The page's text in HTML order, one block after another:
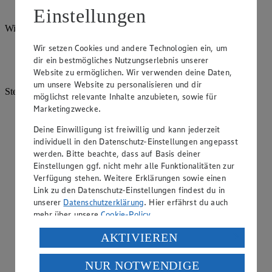
Blaufränkisch, Welschriesling und Zweigelt aus.
Wien:
Wien: Innerhalb der Stadtgrenzen der österreichischen
Hauptstadt baut man vor allem Grünen Veltliner und
Weißburgunder an.
Steirerland:
Südoststeiermark: Auf den vulkanischen Hängen der
Morillon angebaut, außerdem Sauvignon Blanc,
Welschriesling, Chardonnay, Zweigelt und Schilcher.
Südsteiermark: Die wichtigsten Rebsorten, die an den
Steilhängen der Südsteiermark angebaut werden, sind
Sauvignon Blanc und Muskateller. Auch Chardonnay,
Welschriesling, Weißburgunder und die lokale Rebsorte
Laska sind hier vertreten.
Weststeiermark: Auf den etwa 50 Hektar Weinanbaufläche
der Weststeiermark wird die lokale Spezialität Schilcher
angebaut, außerdem Blauer Wildbacher, Weißburgunder,
Welschriesling und Zweigelt.
Einstellungen
Wir setzen Cookies und andere Technologien ein, um
dir ein bestmögliches Nutzungserlebnis unserer
Website zu ermöglichen. Wir verwenden deine Daten,
um unsere Website zu personalisieren und dir
möglichst relevante Inhalte anzubieten, sowie für
Marketingzwecke.
Deine Einwilligung ist freiwillig und kann jederzeit
individuell in den Datenschutz-Einstellungen angepasst
werden. Bitte beachte, dass auf Basis deiner
Einstellungen ggf. nicht mehr alle Funktionalitäten zur
Verfügung stehen. Weitere Erklärungen sowie einen
Link zu den Datenschutz-Einstellungen findest du in
unserer Datenschutzerklärung. Hier erfährst du auch
mehr über unsereCookie-Policy.
Verarbeitung deiner personenbezogenen Daten in den
USA durch Facebook und YouTube:
Wenn du auf „Aktivieren“ klickst, willigst du im Sinne
AKTIVIEREN
NUR NOTWENDIGE